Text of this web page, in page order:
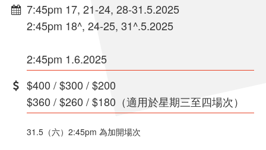
7:45pm 17, 21-24, 28-31.5.2025
2:45pm 18^, 24-25, 31^.5.2025
2:45pm 1.6.2025
$400 / $300 / $200
$360 / $260 / $180（適用於星期三至四場次）
31.5（六）2:45pm 為加開場次